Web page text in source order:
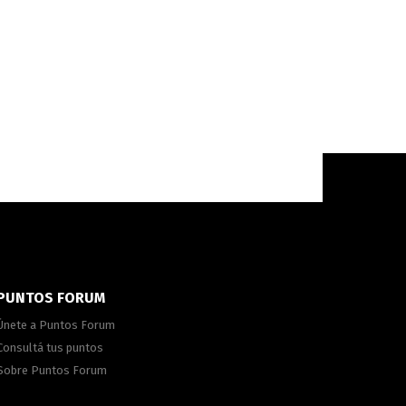
FORUM
a Puntos Forum
tus puntos
Puntos Forum